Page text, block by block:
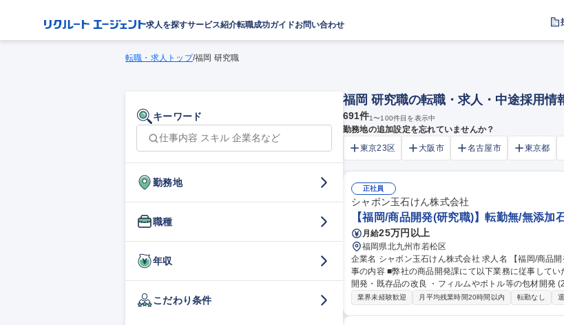
求人を探すサービス紹介転職成功ガイドお問い合わせ
転職・求人トップ/福岡 研究職
キーワード
勤務地
職種
年収
こだわり条件
福岡 研究職の転職・求人・中途採用情
691件1〜100件目を表示中
勤務地の追加設定を忘れていませんか？
東京23区
大阪市 名古屋市 東京都
正社員
シャボン玉石けん株式会社
【福岡/商品開発(研究職)】転勤無/無添
月給25万円以上
福岡県北九州市若松区
企業名 シャボン玉石けん株式会社 求人名 【福岡/商品開発(研究職)】転勤無/無添加石けんトップクラス企業◎ 仕
事の内容 ■弊社の商品開発課にて以下業務に従事して
開発・既存品の改良 ・フィルムやボトル等の包材開発 (2)有効性評価・保湿性や洗浄力などの製品の有効性を評価
(3)石けんに関する基礎・応用研究（社内研究及び大学
業界未経験歓迎 月平均残業時間20時間以内 転勤なし